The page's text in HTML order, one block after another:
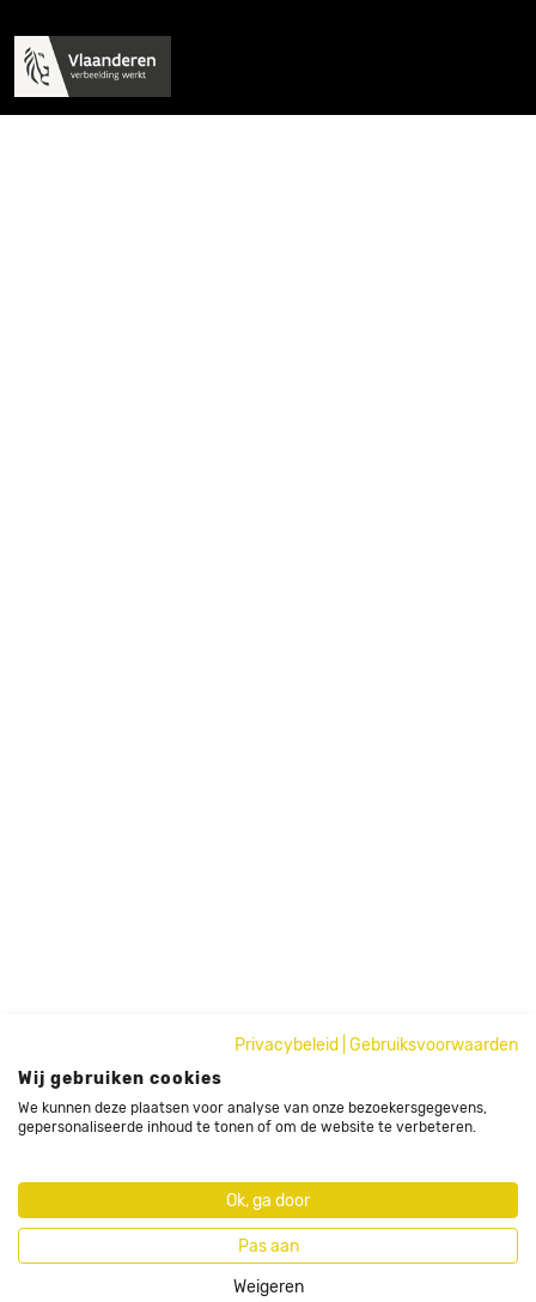
Privacybeleid
Gebruiksvoorwaarden
Wij gebruiken cookies
We kunnen deze plaatsen voor analyse van onze bezoekersgegevens,
gepersonaliseerde inhoud te tonen of om de website te verbeteren.
Ok, ga door
Pas aan
Weigeren